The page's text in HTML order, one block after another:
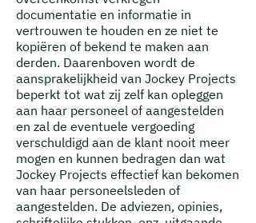
documentatie en informatie in
vertrouwen te houden en ze niet te
kopiëren of bekend te maken aan
derden. Daarenboven wordt de
aansprakelijkheid van Jockey Projects
beperkt tot wat zij zelf kan opleggen
aan haar personeel of aangestelden
en zal de eventuele vergoeding
verschuldigd aan de klant nooit meer
mogen en kunnen bedragen dan wat
Jockey Projects effectief kan bekomen
van haar personeelsleden of
aangestelden. De adviezen, opinies,